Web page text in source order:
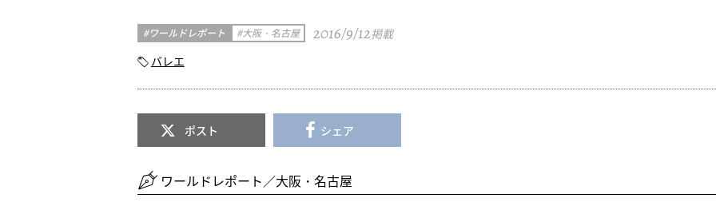
ワールドレポート 大阪・名古屋 2016/9/12掲載
バレエ
ポスト シェア
ワールドレポート／大阪・名古屋